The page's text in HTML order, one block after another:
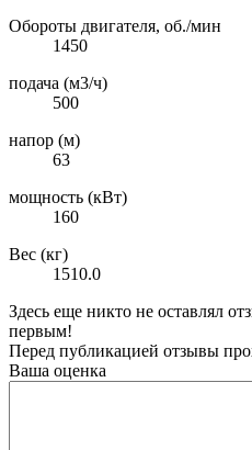
Обороты двигателя, об./мин
1450
подача (м3/ч)
500
напор (м)
63
мощность (кВт)
160
Вес (кг)
1510.0
Здесь еще никто не оставлял
первым!
Перед публикацией отзывы
Ваша оценка